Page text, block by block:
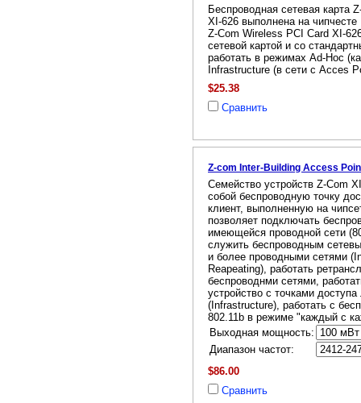
Беспроводная сетевая карта
XI-626 выполнена на
Z-Com Wireless PCI Card XI-
сетевой картой и со
работать в режимах Ad-Hoc
Infrastructure (в сети с Acces
$25.38
Сравнить
Z-com Inter-Building Access
Cемейство устройств Z-Com
собой беспроводную точку
клиент, выполненную на
позволяет подключать
имеющейся проводной сети
служить беспроводным
и более проводными сетями
Reapeating), работать
беспроводнми сетями,
устройство с точками
(Infrastructure), работать с
802.11b в режиме "каждый с
Выходная мощность:
Диапазон частот:
$86.00
Сравнить